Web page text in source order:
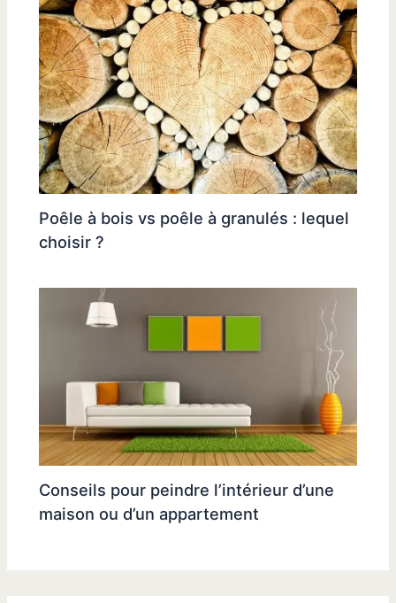
Poêle à bois vs poêle à granulés : lequel
choisir ?
Conseils pour peindre l’intérieur d’une
maison ou d’un appartement